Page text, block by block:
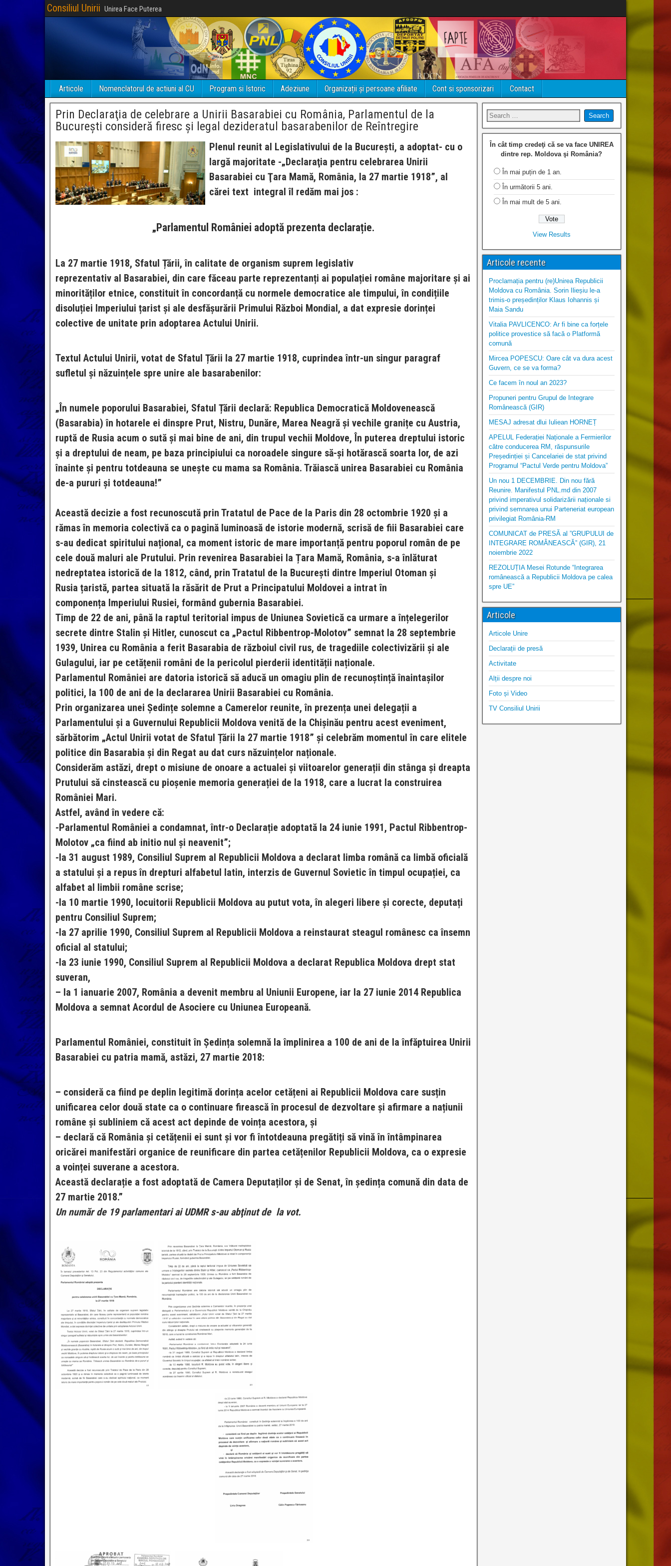
Consiliul Unirii Unirea Face Puterea
Articole Nomenclatorul de actiuni al CU Program si Istoric Adeziune Organizații și persoane afiliate Cont si sponsorizari Contact
Prin Declaraţia de celebrare a Unirii Basarabiei cu România, Parlamentul de la
București consideră firesc și legal dezideratul basarabenilor de Reîntregire
Plenul reunit al Legislativului de la București, a adoptat- cu o
largă majoritate -„Declaraţia pentru celebrarea Unirii
Basarabiei cu Ţara Mamă, România, la 27 martie 1918”, al
cărei text integral îl redăm mai jos :
„Parlamentul României adoptă prezenta declarație.
La 27 martie 1918, Sfatul Țării, în calitate de organism suprem legislativ
reprezentativ al Basarabiei, din care făceau parte reprezentanți ai populației române majoritare și ai
minorităților etnice, constituit în concordanță cu normele democratice ale timpului, în condițiile
disoluției Imperiului țarist și ale desfășurării Primului Război Mondial, a dat expresie dorinței
colective de unitate prin adoptarea Actului Unirii.
Textul Actului Unirii, votat de Sfatul Țării la 27 martie 1918, cuprindea într-un singur paragraf
sufletul și năzuințele spre unire ale basarabenilor:
„În numele poporului Basarabiei, Sfatul Țării declară: Republica Democratică Moldovenească
(Basarabia) în hotarele ei dinspre Prut, Nistru, Dunăre, Marea Neagră și vechile granițe cu Austria,
ruptă de Rusia acum o sută și mai bine de ani, din trupul vechii Moldove, În puterea dreptului istoric
și a dreptului de neam, pe baza principiului ca noroadele singure să-și hotărască soarta lor, de azi
înainte și pentru totdeauna se unește cu mama sa România. Trăiască unirea Basarabiei cu România
de-a pururi și totdeauna!”
Această decizie a fost recunoscută prin Tratatul de Pace de la Paris din 28 octombrie 1920 și a
rămas în memoria colectivă ca o pagină luminoasă de istorie modernă, scrisă de fiii Basarabiei care
s-au dedicat spiritului național, ca moment istoric de mare importanță pentru poporul român de pe
cele două maluri ale Prutului. Prin revenirea Basarabiei la Țara Mamă, România, s-a înlăturat
nedreptatea istorică de la 1812, când, prin Tratatul de la București dintre Imperiul Otoman și
Rusia țaristă, partea situată la răsărit de Prut a Principatului Moldovei a intrat în
componența Imperiului Rusiei, formând gubernia Basarabiei.
Timp de 22 de ani, până la raptul teritorial impus de Uniunea Sovietică ca urmare a înțelegerilor
secrete dintre Stalin și Hitler, cunoscut ca „Pactul Ribbentrop-Molotov” semnat la 28 septembrie
1939, Unirea cu România a ferit Basarabia de războiul civil rus, de tragediile colectivizării și ale
Gulagului, iar pe cetățenii români de la pericolul pierderii identității naționale.
Parlamentul României are datoria istorică să aducă un omagiu plin de recunoștință înaintașilor
politici, la 100 de ani de la declararea Unirii Basarabiei cu România.
Prin organizarea unei Ședințe solemne a Camerelor reunite, în prezența unei delegații a
Parlamentului și a Guvernului Republicii Moldova venită de la Chișinău pentru acest eveniment,
sărbătorim „Actul Unirii votat de Sfatul Țării la 27 martie 1918” și celebrăm momentul în care elitele
politice din Basarabia și din Regat au dat curs năzuințelor naționale.
Considerăm astăzi, drept o misiune de onoare a actualei și viitoarelor generații din stânga și dreapta
Prutului să cinstească cu pioșenie memoria generației de la 1918, care a lucrat la construirea
României Mari.
Astfel, având în vedere că:
-Parlamentul României a condamnat, într-o Declarație adoptată la 24 iunie 1991, Pactul Ribbentrop-
Molotov „ca fiind ab initio nul și neavenit”;
-la 31 august 1989, Consiliul Suprem al Republicii Moldova a declarat limba română ca limbă oficială
a statului și a repus în drepturi alfabetul latin, interzis de Guvernul Sovietic în timpul ocupației, ca
alfabet al limbii române scrise;
-la 10 martie 1990, locuitorii Republicii Moldova au putut vota, în alegeri libere și corecte, deputați
pentru Consiliul Suprem;
-la 27 aprilie 1990, Consiliul Suprem al Republicii Moldova a reinstaurat steagul românesc ca însemn
oficial al statului;
-la 23 iunie 1990, Consiliul Suprem al Republicii Moldova a declarat Republica Moldova drept stat
suveran,
– la 1 ianuarie 2007, România a devenit membru al Uniunii Europene, iar la 27 iunie 2014 Republica
Moldova a semnat Acordul de Asociere cu Uniunea Europeană.
Parlamentul României, constituit în Ședința solemnă la împlinirea a 100 de ani de la înfăptuirea Unirii
Basarabiei cu patria mamă, astăzi, 27 martie 2018:
– consideră ca fiind pe deplin legitimă dorința acelor cetățeni ai Republicii Moldova care susțin
unificarea celor două state ca o continuare firească în procesul de dezvoltare și afirmare a națiunii
române și subliniem că acest act depinde de voința acestora, și
– declară că România și cetățenii ei sunt și vor fi întotdeauna pregătiți să vină în întâmpinarea
oricărei manifestări organice de reunificare din partea cetățenilor Republicii Moldova, ca o expresie
a voinței suverane a acestora.
Această declarație a fost adoptată de Camera Deputaților și de Senat, în ședința comună din data de
27 martie 2018.”
Un număr de 19 parlamentari ai UDMR s-au abţinut de la vot.
În cât timp credeţi că se va face UNIREA
dintre rep. Moldova şi România?
În mai puțin de 1 an.
În următorii 5 ani.
În mai mult de 5 ani.
View Results
Articole recente
Proclamația pentru (re)Unirea Republicii
Moldova cu România. Sorin Ilieșiu le-a
trimis-o președinților Klaus Iohannis și
Maia Sandu
Vitalia PAVLICENCO: Ar fi bine ca forțele
politice provestice să facă o Platformă
comună
Mircea POPESCU: Oare cât va dura acest
Guvern, ce se va forma?
Ce facem în noul an 2023?
Propuneri pentru Grupul de Integrare
Românească (GIR)
MESAJ adresat dlui Iuliean HORNEȚ
APELUL Federației Naționale a Fermierilor
către conducerea RM, răspunsurile
Președinției și Cancelariei de stat privind
Programul “Pactul Verde pentru Moldova”
Un nou 1 DECEMBRIE. Din nou fără
Reunire. Manifestul PNL.md din 2007
privind imperativul solidarizării naționale si
privind semnarea unui Parteneriat european
privilegiat România-RM
COMUNICAT de PRESĂ al ”GRUPULUI de
INTEGRARE ROMÂNEASCĂ” (GIR), 21
noiembrie 2022
REZOLUȚIA Mesei Rotunde “Integrarea
românească a Republicii Moldova pe calea
spre UE”
Articole
Articole Unire
Declarații de presă
Activitate
Alții despre noi
Foto și Video
TV Consiliul Unirii